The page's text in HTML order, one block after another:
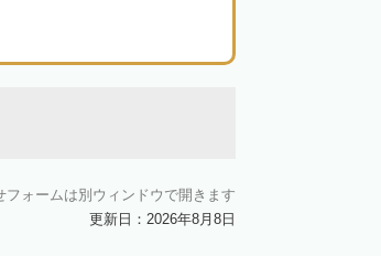
ォームは別ウィンドウで開きます
更新日：2026年8月8日